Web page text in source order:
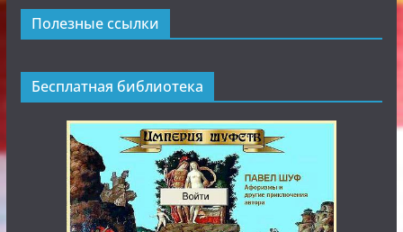
Полезные ссылки
Бесплатная библиотека